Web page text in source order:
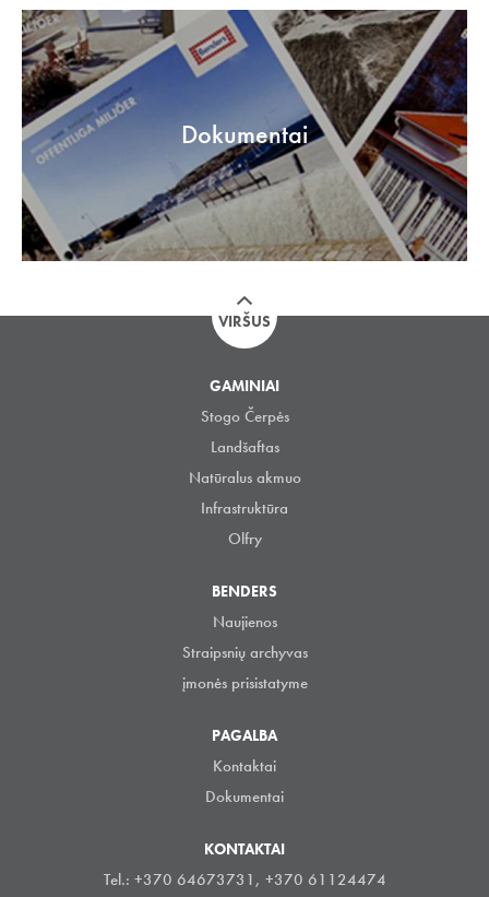
Dokumentai
VIRŠUS
GAMINIAI
Stogo Čerpės
Landšaftas
Natūralus akmuo
Infrastruktūra
Olfry
BENDERS
Naujienos
Straipsnių archyvas
įmonės prisistatyme
PAGALBA
Kontaktai
Dokumentai
KONTAKTAI
Tel.: +370 64673731, +370 61124474